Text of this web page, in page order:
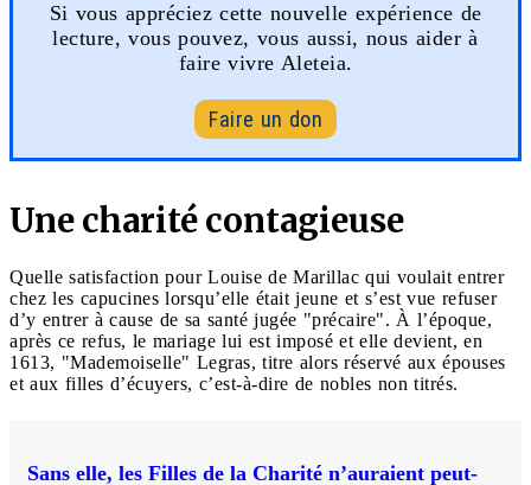
Si vous appréciez cette nouvelle expérience de
lecture, vous pouvez, vous aussi, nous aider à
faire vivre Aleteia.
Faire un don
Une charité contagieuse
Quelle satisfaction pour Louise de Marillac qui voulait entrer
chez les capucines lorsqu’elle était jeune et s’est vue refuser
d’y entrer à cause de sa santé jugée "précaire". À l’époque,
après ce refus, le mariage lui est imposé et elle devient, en
1613, "Mademoiselle" Legras, titre alors réservé aux épouses
et aux filles d’écuyers, c’est-à-dire de nobles non titrés.
Sans elle, les Filles de la Charité n’auraient peut-